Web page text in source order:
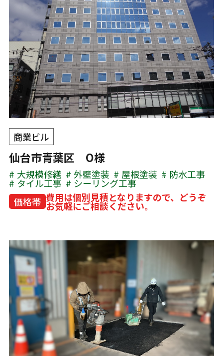
商業ビル
仙台市青葉区 O様
大規模修繕 外壁塗装 屋根塗装 防水工事
タイル工事
シーリング工事
価格帯 費用は個別見積となりますので、どうぞ
お気軽にご相談ください。